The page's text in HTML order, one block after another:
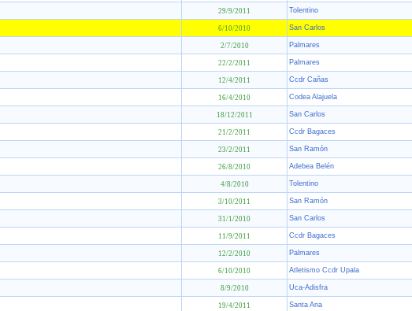
29/9/2011 Tolentino
6/10/2010 San Carlos
2/7/2010 Palmares
22/2/2011 Palmares
12/4/2011 Ccdr Cañas
16/4/2010 Codea Alajuela
18/12/2011 San Carlos
21/2/2011 Ccdr Bagaces
23/2/2011 San Ramón
26/8/2010 Adebea Belén
4/8/2010 Tolentino
3/10/2011 San Ramón
31/1/2010 San Carlos
11/9/2011 Ccdr Bagaces
12/2/2010 Palmares
6/10/2010 Atletismo Ccdr Upala
8/9/2010 Uca-Adisfra
19/4/2011 Santa Ana